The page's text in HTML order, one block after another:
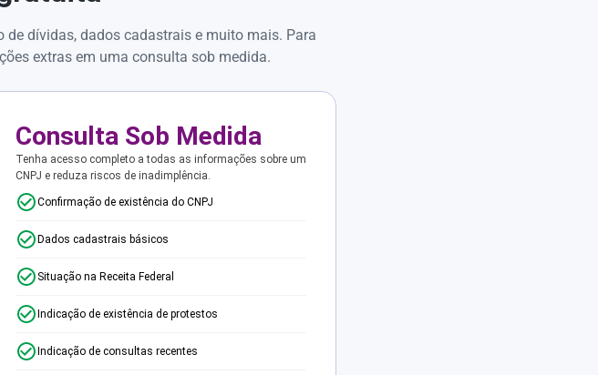
dívidas, dados cadastrais e muito mais. Para
extras em uma consulta sob medida.
Consulta Sob Medida
Tenha acesso completo a todas as informações sobre um
CNPJ e reduza riscos de inadimplência.
Confirmação de existência do CNPJ
Dados cadastrais básicos
Situação na Receita Federal
Indicação de existência de protestos
Indicação de consultas recentes